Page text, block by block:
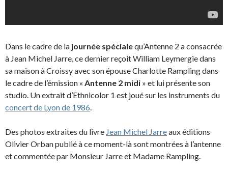
Dans le cadre de la journée spécialequ’Antenne 2 a consacrée
à Jean Michel Jarre, ce dernier reçoit William Leymergie dans
sa maison à Croissy avec son épouse Charlotte Rampling dans
le cadre de l’émission « Antenne 2 midi » et lui présente son
studio. Un extrait d’Ethnicolor 1 est joué sur les instruments du
concert de Lyon de 1986.
Des photos extraites du livre Jean Michel Jarreaux éditions
Olivier Orban publié à ce moment-là sont montrées à l’antenne
et commentée par Monsieur Jarre et Madame Rampling.